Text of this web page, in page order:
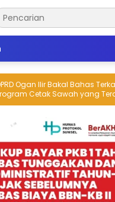
Bahas Terkait
Cetak Sawah yang Terancam